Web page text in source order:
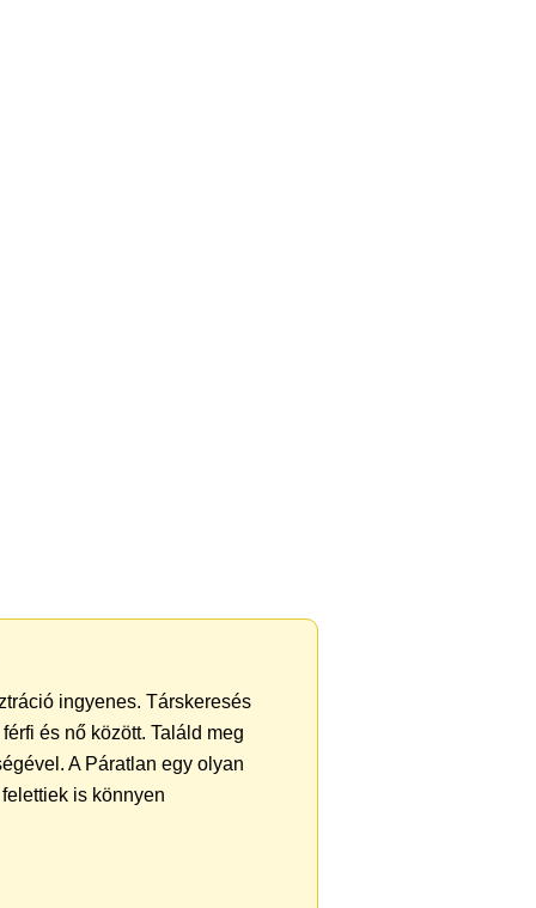
ingyenes. Társkeresés
és nő között. Találd meg
A Páratlan egy olyan
is könnyen